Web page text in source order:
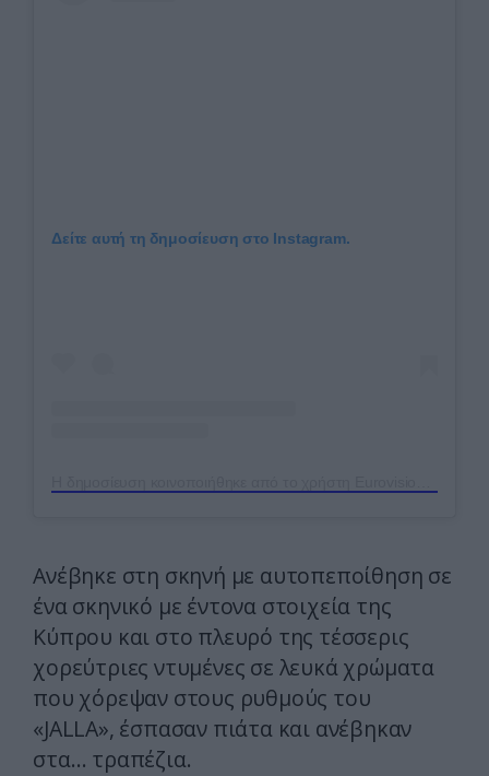
Δείτε αυτή τη δημοσίευση στο Instagram.
Ανέβηκε στη σκηνή με αυτοπεποίθηση σε
ένα σκηνικό με έντονα στοιχεία της
Κύπρου και στο πλευρό της τέσσερις
χορεύτριες ντυμένες σε λευκά χρώματα
που χόρεψαν στους ρυθμούς του
«JALLA», έσπασαν πιάτα και ανέβηκαν
στα… τραπέζια.